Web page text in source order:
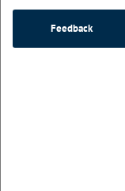
Feedback